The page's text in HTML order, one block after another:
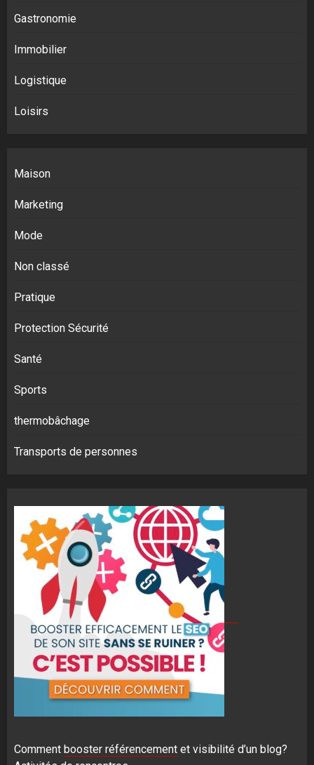
Gastronomie
Immobilier
Logistique
Loisirs
Maison
Marketing
Mode
Non classé
Pratique
Protection Sécurité
Santé
Sports
thermobâchage
Transports de personnes
Comment booster référencement et visibilité d’un blog?